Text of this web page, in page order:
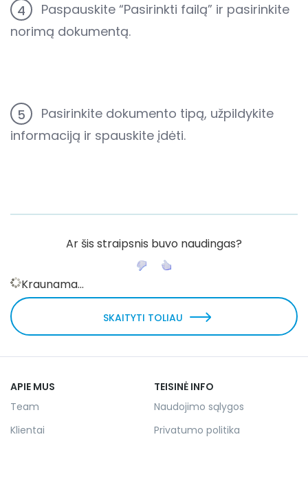
4
Paspauskite “Pasirinkti failą” ir pasirinkite
norimą dokumentą.
5
Pasirinkite dokumento tipą, užpildykite
informaciją ir spauskite įdėti.
Ar šis straipsnis buvo naudingas?
Kraunama...
SKAITYTI TOLIAU
APIE MUS
Team
Klientai
TEISINĖ INFO
Naudojimo sąlygos
Privatumo politika